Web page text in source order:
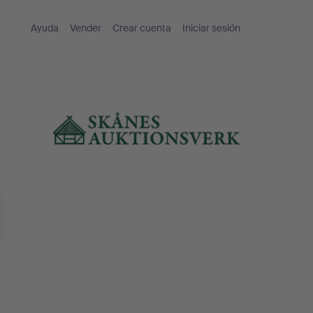
Ayuda Vender Crear cuenta Iniciar sesión